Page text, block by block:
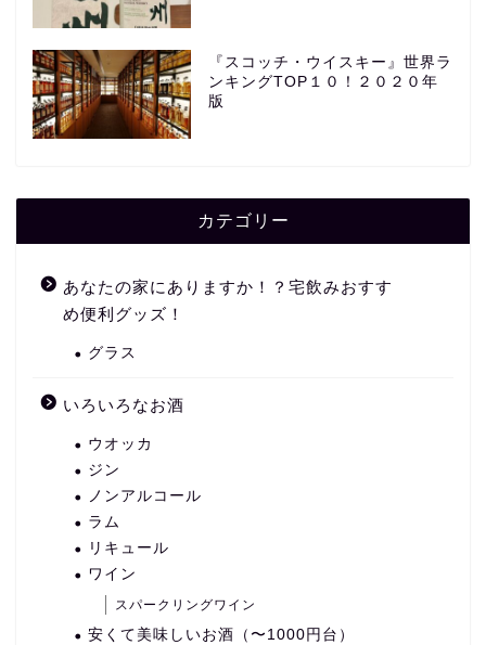
『スコッチ・ウイスキー』世界ラ
ンキングTOP１０！２０２０年
版
カテゴリー
あなたの家にありますか！？宅飲みおすす
め便利グッズ！
グラス
いろいろなお酒
ウオッカ
ジン
ノンアルコール
ラム
リキュール
ワイン
スパークリングワイン
安くて美味しいお酒（〜1000円台）